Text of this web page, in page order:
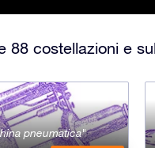
88 costellazioni e
pneumatica